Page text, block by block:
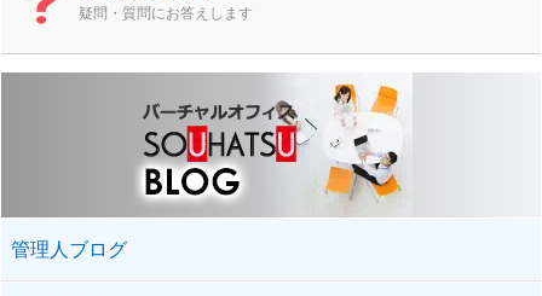
疑問・質問にお答えします
管理人ブログ